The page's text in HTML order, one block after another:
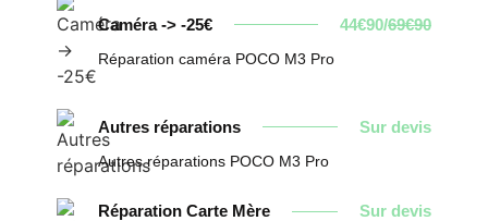
Caméra -> -25€ 44€90/69€90
Réparation caméra POCO M3 Pro
Autres réparations Sur devis
Autres réparations POCO M3 Pro
Réparation Carte Mère Sur devis